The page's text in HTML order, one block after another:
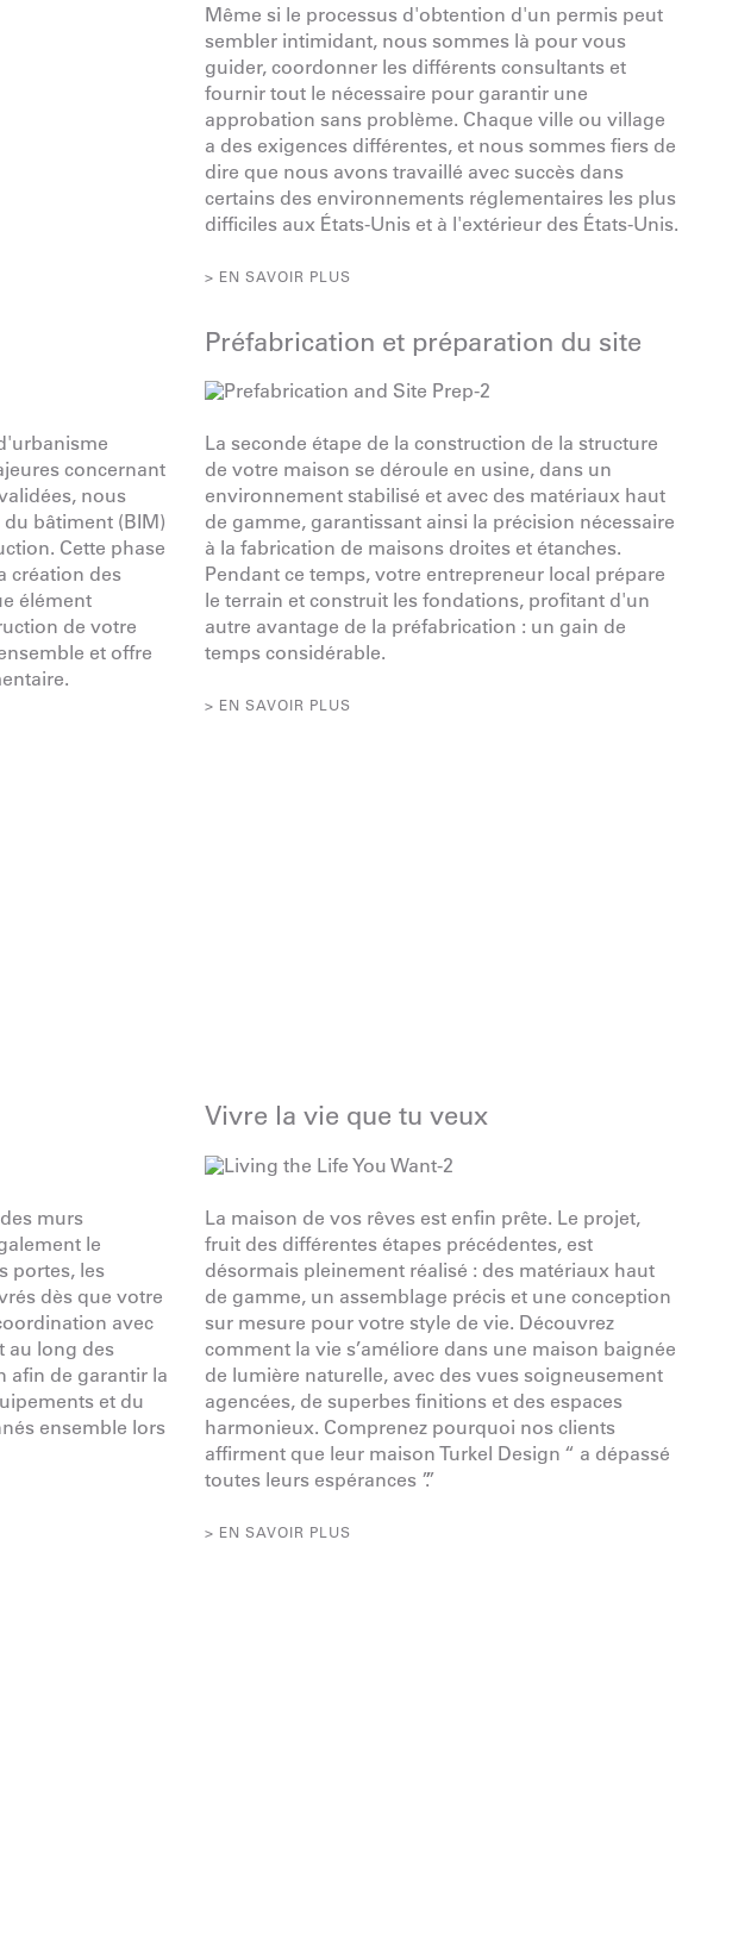
Même si le processus d'obtention d'un permis peut
sembler intimidant, nous sommes là pour vous
guider, coordonner les différents consultants et
fournir tout le nécessaire pour garantir une
approbation sans problème. Chaque ville ou village
a des exigences différentes, et nous sommes fiers de
dire que nous avons travaillé avec succès dans
certains des environnements réglementaires les plus
difficiles aux États-Unis et à l'extérieur des États-Unis.
> EN SAVOIR PLUS
concernant
nous
bâtiment (BIM)
Cette phase
création des
élément
de votre
et offre
Préfabrication et préparation du site
La seconde étape de la construction de la structure
de votre maison se déroule en usine, dans un
environnement stabilisé et avec des matériaux haut
de gamme, garantissant ainsi la précision nécessaire
à la fabrication de maisons droites et étanches.
Pendant ce temps, votre entrepreneur local prépare
le terrain et construit les fondations, profitant d'un
autre avantage de la préfabrication : un gain de
temps considérable.
> EN SAVOIR PLUS
murs
le
portes, les
dès que votre
avec
au long des
afin de garantir la
et du
ensemble lors
Vivre la vie que tu veux
La maison de vos rêves est enfin prête. Le projet,
fruit des différentes étapes précédentes, est
désormais pleinement réalisé : des matériaux haut
de gamme, un assemblage précis et une conception
sur mesure pour votre style de vie. Découvrez
comment la vie s’améliore dans une maison baignée
de lumière naturelle, avec des vues soigneusement
agencées, de superbes finitions et des espaces
harmonieux. Comprenez pourquoi nos clients
affirment que leur maison Turkel Design “ a dépassé
toutes leurs espérances ”.”
> EN SAVOIR PLUS